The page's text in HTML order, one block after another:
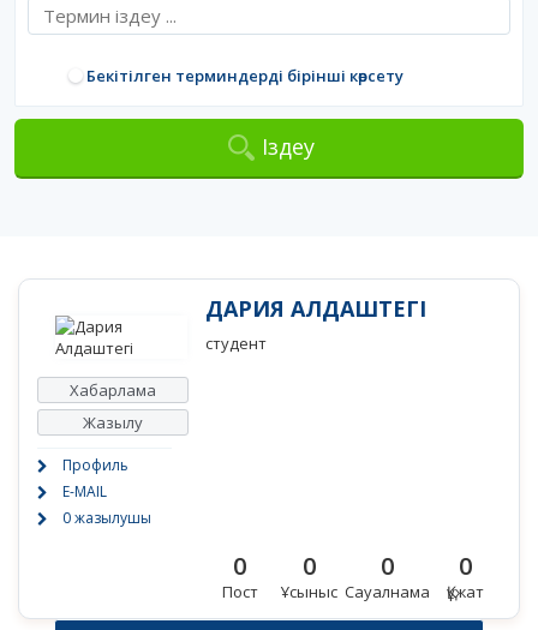
Бекітілген терминдерді бірінші көрсету
Іздеу
Хабарлама
Жазылу
Профиль
E-MAIL
0 жазылушы
ДАРИЯ АЛДАШТЕГІ
студент
0
Пост
0
Ұсыныс
0
Сауалнама
0
Құжат